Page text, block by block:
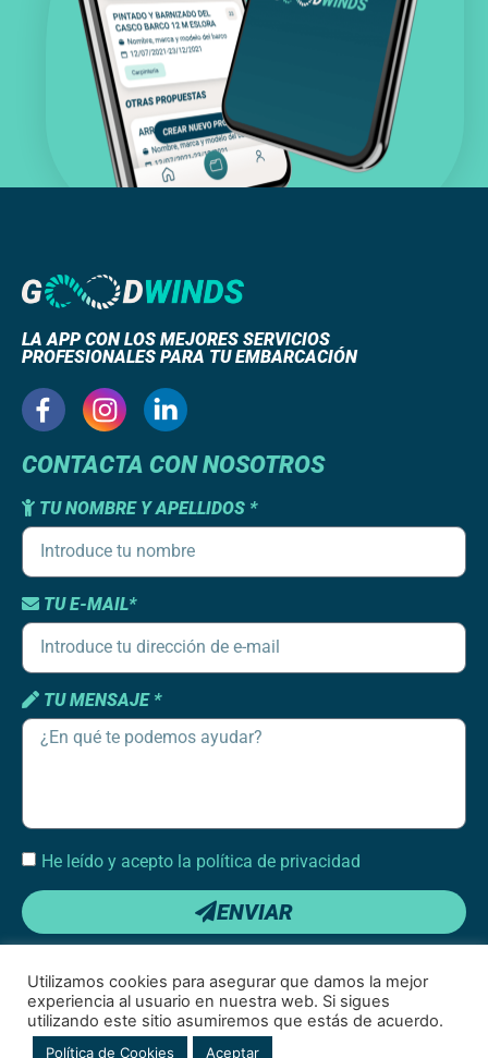
LA APP CON LOS MEJORES SERVICIOS
PROFESIONALES PARA TU EMBARCACIÓN
CONTACTA CON NOSOTROS
TU NOMBRE Y APELLIDOS *
TU E-MAIL*
TU MENSAJE *
He leído y acepto la política de privacidad
ENVIAR
Condiciones de uso|Política de cookies|
Utilizamos cookies para asegurar que damos la mejor
experiencia al usuario en nuestra web. Si sigues
utilizando este sitio asumiremos que estás de acuerdo.
Política de Cookies Aceptar